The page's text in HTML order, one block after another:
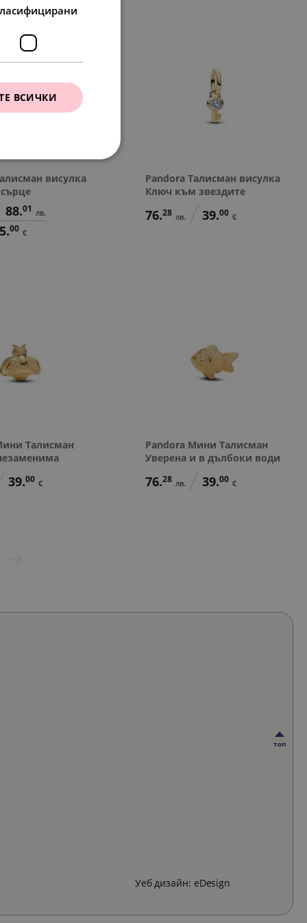
висулка
88.01 лв.
00 €
Pandora Талисман висулка
Ключ към звездите
76.28 лв. 39.00 €
Талисман
39.00 €
Pandora Мини Талисман
Уверена и в дълбоки води
76.28 лв. 39.00 €
топ
Уеб дизайн: eDesign
ВСИЧКИ